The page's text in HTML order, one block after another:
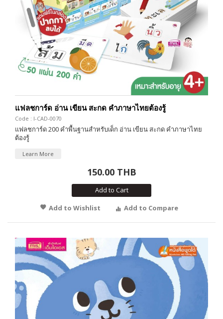
แฟลชการ์ด อ่าน เขียน สะกด คำภาษาไทยต้องรู้
Code : I-CAD-0070
แฟลชการ์ด 200 คำพื้นฐานสำหรับเด็ก อ่าน เขียน สะกด คำภาษาไทย
ต้องรู้
Learn More
150.00 THB
Add to Cart
Add to Wishlist
Add to Compare